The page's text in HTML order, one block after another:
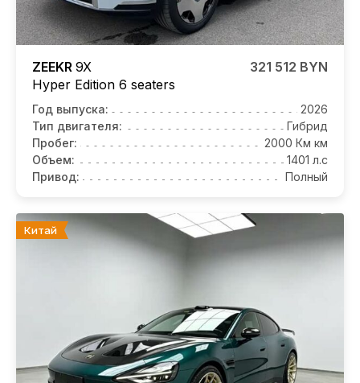
ZEEKR 9X
Hyper Edition 6 seaters
321 512 BYN
Год выпуска:
2026
Тип двигателя:
Гибрид
Пробег:
2000 Км км
Объем:
1401 л.с
Привод:
Полный
Китай